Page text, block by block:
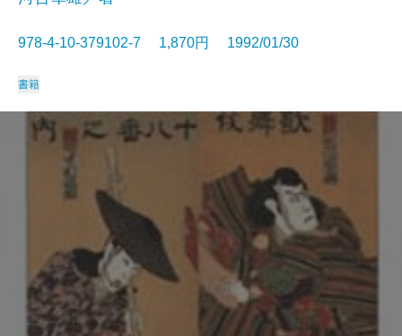
978-4-10-379102-7 1,870円 1992/01/30
書籍